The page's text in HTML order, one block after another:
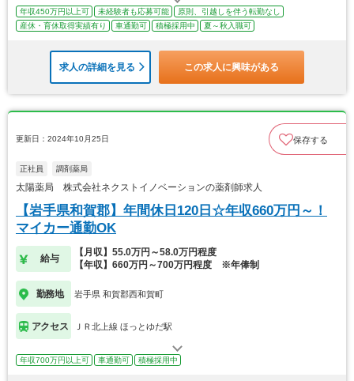
年収450万円以上可 未経験者も応募可能
原則、引越しを伴う転勤なし
産休・育休取得実績有り
車通勤可 積極採用中 夏～秋入職可
求人の詳細を見る この求人に興味がある
更新日：2024年10月25日 保存する
正社員 調剤薬局
太陽薬局 株式会社ネクストイノベーションの薬剤師求人
【岩手県和賀郡】年間休日120日☆年収660万円～！
マイカー通勤OK
給与
【月収】55.0万円～58.0万円程度
【年収】660万円～700万円程度 ※年俸制
勤務地 岩手県 和賀郡西和賀町
アクセス ＪＲ北上線 ほっとゆだ駅
年収700万円以上可 車通勤可 積極採用中